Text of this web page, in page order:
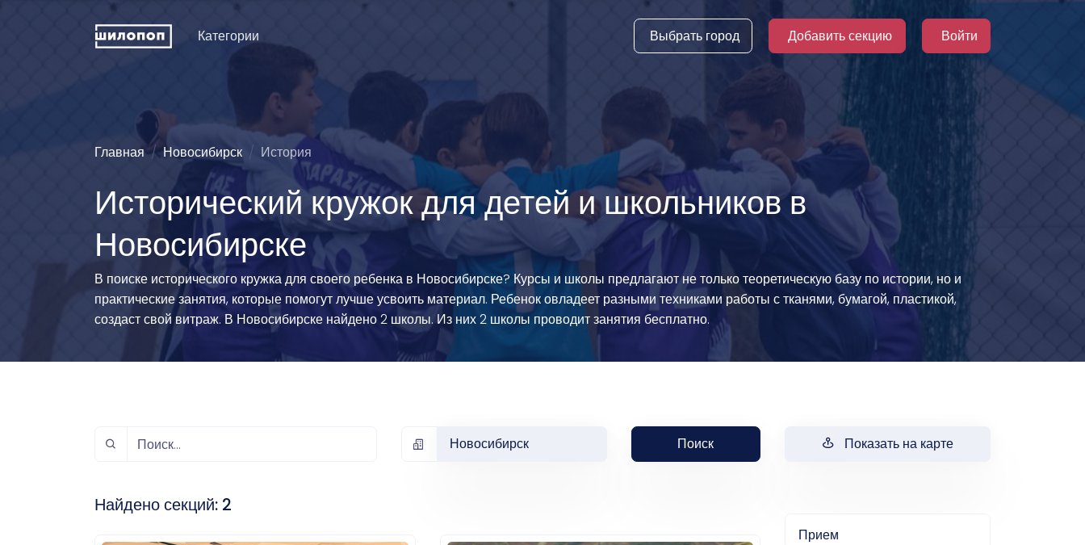
Категории
Иностранные языки
Развитие интеллекта
История и традиции
Хореография (танцы)
Зрелищные искусства
Познавательные
развлечения
Естественные науки
Люди и животные
Эстетические виды
спорта
Единоборства
Командно-игровой
спорт
Физкультура
рождения
Мода и стиль
Туризм
Технические виды
спорта
Силовой спорт
Водные виды спорта
Легкая атлетика и
Выбрать город Добавить секцию Войти
Главная Новосибирск История
Исторический кружок для детей и школьников в
Новосибирске
В поиске исторического кружка для своего ребенка в Новосибирске? Курсы и школы предлагают не только теоретическую базу по истории, но и
практические занятия, которые помогут лучше усвоить материал. Ребенок овладеет разными техниками работы с тканями, бумагой, пластикой,
создаст свой витраж. В Новосибирске найдено 2 школы. Из них 2 школы проводит занятия бесплатно.
Новосибирск Поиск Показать на карте
Прием
Найдено секций: 2